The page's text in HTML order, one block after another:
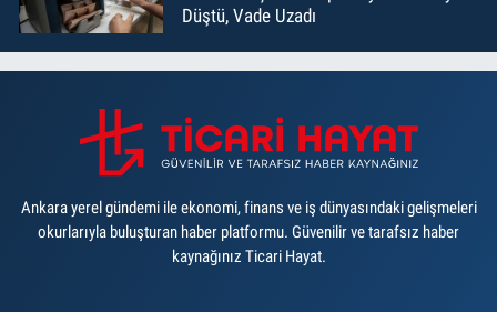
Düştü, Vade Uzadı
Ankara yerel gündemi ile ekonomi, finans ve iş dünyasındaki gelişmeleri
okurlarıyla buluşturan haber platformu. Güvenilir ve tarafsız haber
kaynağınız Ticari Hayat.